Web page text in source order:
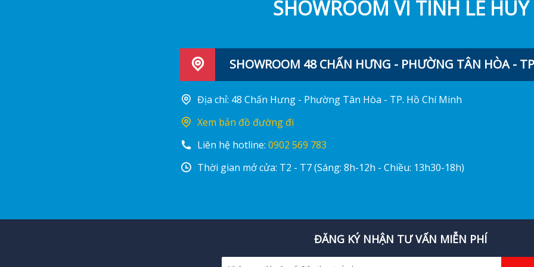
SHOWROOM VI TÍNH LÊ HUY
SHOWROOM 48 CHẤN HƯNG - PHƯỜNG TÂN HÒA -
Địa chỉ: 48 Chấn Hưng - Phường Tân Hòa - TP. Hồ Chí Minh
Xem bản đồ đường đi
Liên hệ hotline: 0902 569 783
Thời gian mở cửa: T2 - T7 (Sáng: 8h-12h - Chiều: 13h30-18h)
ĐĂNG KÝ NHẬN TƯ VẤN MIỄN PHÍ